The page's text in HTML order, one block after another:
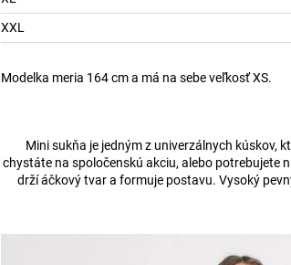
XXL
Modelka meria 164 cm a má na sebe veľkosť XS.
Mini sukňa je jedným z univerzálnych kúskov,
chystáte na spoločenskú akciu, alebo potrebujete
drží áčkový tvar a formuje postavu. Vysoký